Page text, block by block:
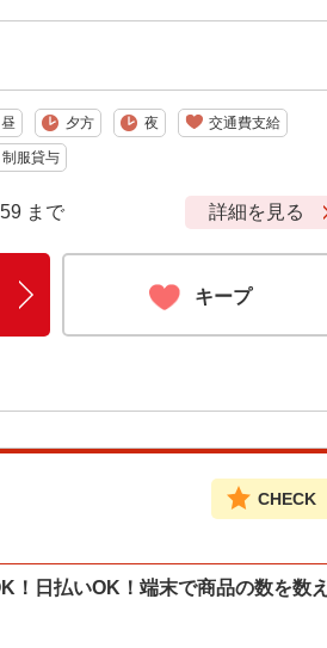
昼 夕方 夜 交通費支給
制服貸与
まで 詳細を見る
キープ
CHECK
！日払いOK！端末で商品の数を数え